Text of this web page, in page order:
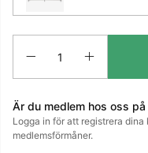
Är du medlem hos oss
Logga in för att registrera
medlemsförmåner.